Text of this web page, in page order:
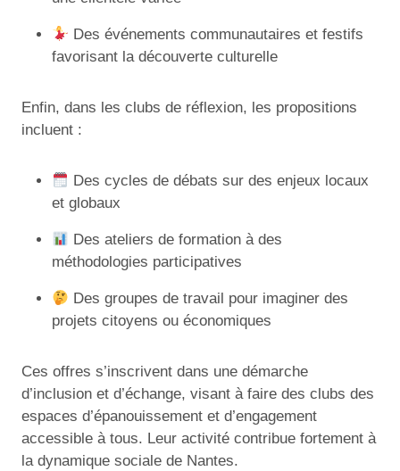
Des événements communautaires et festifs
favorisant la découverte culturelle
Enfin, dans les clubs de réflexion, les propositions
incluent :
Des cycles de débats sur des enjeux locaux
et globaux
Des ateliers de formation à des
méthodologies participatives
Des groupes de travail pour imaginer des
projets citoyens ou économiques
Ces offres s’inscrivent dans une démarche
d’inclusion et d’échange, visant à faire des clubs des
espaces d’épanouissement et d’engagement
accessible à tous. Leur activité contribue fortement à
la dynamique sociale de Nantes.